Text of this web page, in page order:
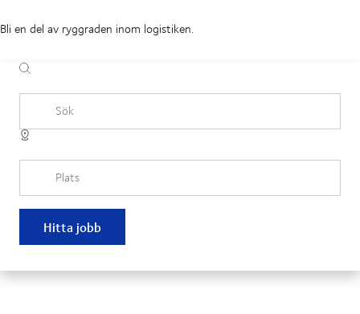
Bli en del av ryggraden inom logistiken.
Sök
Plats
Hitta jobb